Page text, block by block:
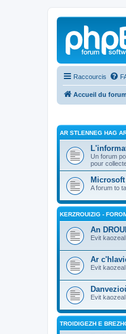
Raccourcis
Accueil du forum
AR STLENNEG HAG
Un forum
pour
A forum to
KERZROUIZIG -
An
Evit
Ar
Evit
Evit
TROIDIGEZH E